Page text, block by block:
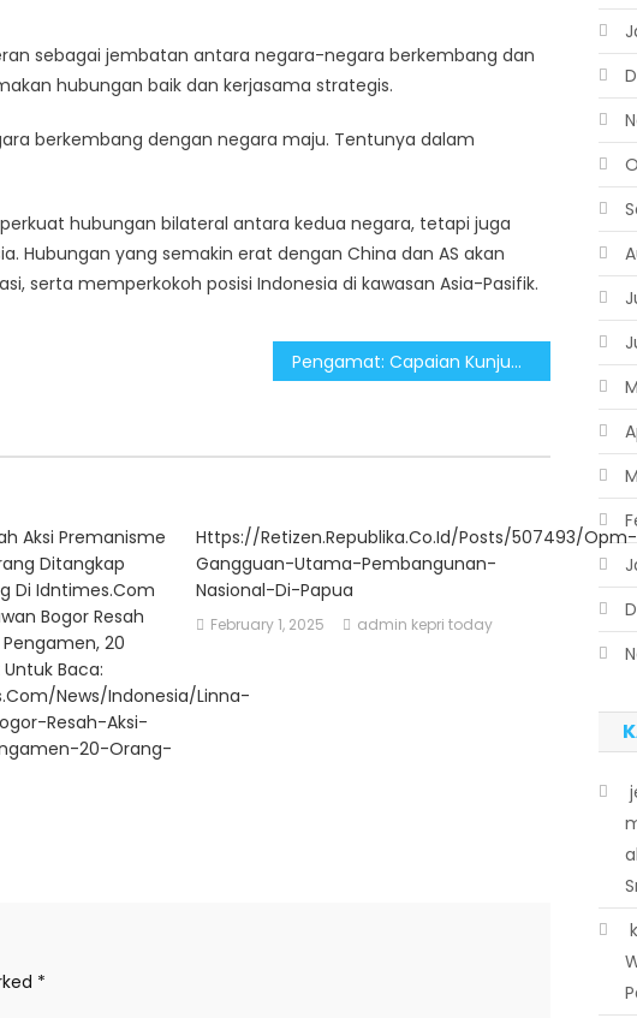
sebagai jembatan antara negara-negara berkembang dan
hubungan baik dan kerjasama strategis.
berkembang dengan negara maju. Tentunya dalam
hubungan bilateral antara kedua negara, tetapi juga
Hubungan yang semakin erat dengan China dan AS akan
serta memperkokoh posisi Indonesia di kawasan Asia-Pasifik.
Pengamat: Capaian Kunjungan Prabowo Keluar Negeri Bawa Indonesia Sebagai Pemain Global
Aksi Premanisme
Ditangkap
Di Idntimes.com
Bogor Resah
20
Baca:
news/indonesia/linna-
Resah-Aksi-
20-Orang-
Https://retizen.republika.co.id/posts/507493/opm-
Gangguan-Utama-Pembangunan-
Nasional-Di-Papua
February 1, 2025 admin kepri today
*